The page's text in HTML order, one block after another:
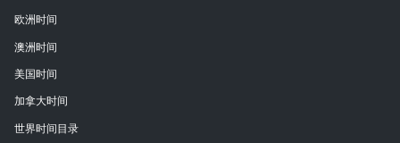
欧洲时间
澳洲时间
美国时间
加拿大时间
世界时间目录